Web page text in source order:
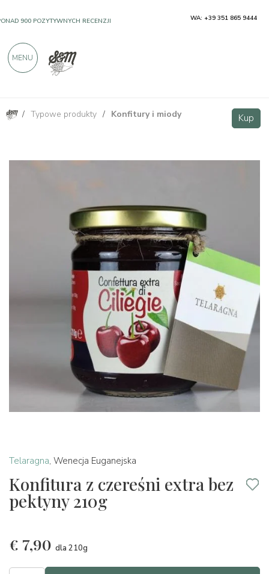
/ Typowe produkty / Konfitury i miody Kup
Telaragna, Wenecja Euganejska
Konfitura z czereśni extra bez
pektyny 210g
€ 7,90 dla 210g
Konfitura z czereśni extra bez pektyny 210g Kup
900 POZYTYWNYCH RECENZJI WA: +39 351 865 9444
MENU